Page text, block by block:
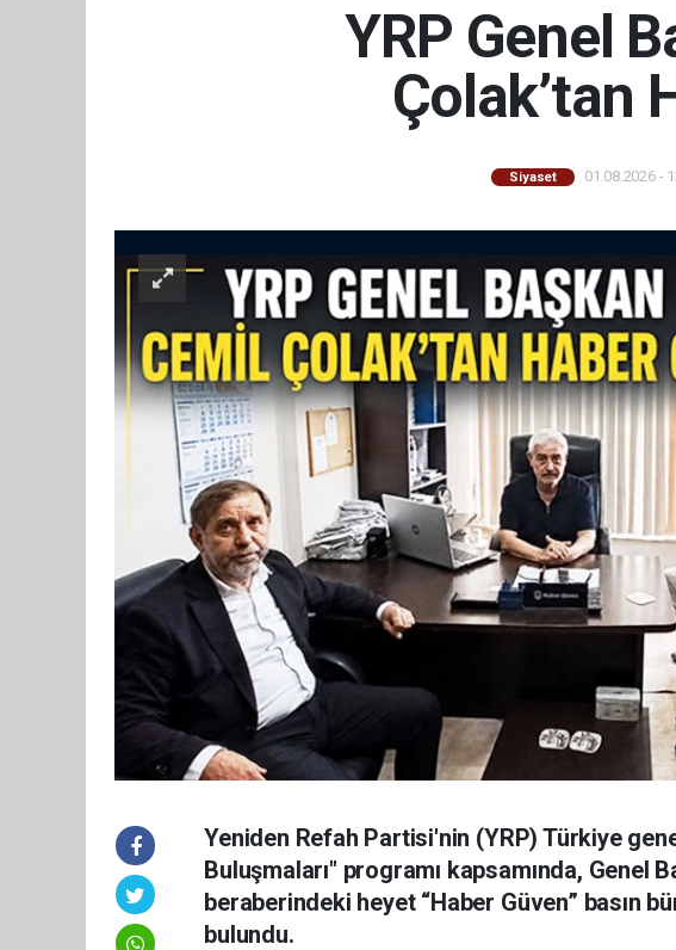
YRP Genel
Çolak’tan
Siyaset 01.08.2026 -
Yeniden Refah Partisi'nin (YRP) Türkiye
Buluşmaları" programı kapsamında, Genel
beraberindeki heyet “Haber Güven” basın
bulundu.